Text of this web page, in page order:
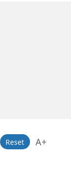
Reset A+